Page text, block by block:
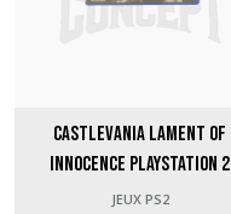
Castlevania Lament of
Innocence PlayStation 2
JEUX PS2